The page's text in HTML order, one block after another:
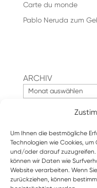
Um Ihnen die bestmögliche
Technologien wie Cookies,
und/oder darauf zuzugreifen.
können wir Daten wie
Website verarbeiten. Wenn
zurückziehen, können
Carte du monde
Pablo Neruda zum
ARCHIV